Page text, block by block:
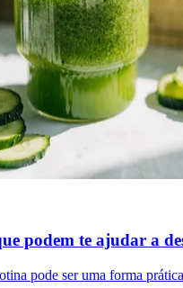
podem te ajudar a
pode ser uma forma